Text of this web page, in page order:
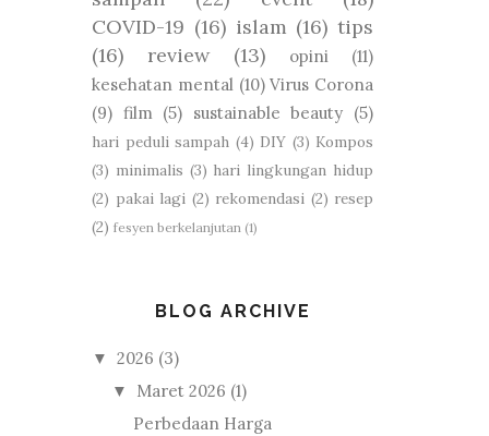
COVID-19 (16) islam (16) tips
(16)
review (13) opini
(11)
kesehatan mental (10) Virus Corona
(9) film (5) sustainable beauty (5)
hari peduli sampah (4) DIY (3) Kompos
(3) minimalis (3) hari lingkungan hidup
(2) pakai lagi (2) rekomendasi (2) resep
(2) fesyen berkelanjutan (1)
BLOG ARCHIVE
▼ 2026 (3)
▼ Maret 2026 (1)
Perbedaan Harga